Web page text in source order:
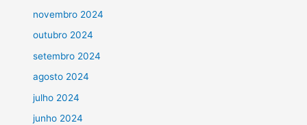
novembro 2024
outubro 2024
setembro 2024
agosto 2024
julho 2024
junho 2024